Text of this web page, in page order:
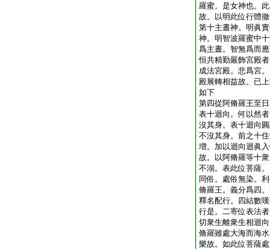
羅蜜。是女神也。
故。以明此位行體
第十主晝神。明眞
神。明智波羅蜜中
爲主晝。智無爲而
恒共精勤嚴飾宮殿
成法宮殿。悲爲宮
殿展轉相益故。已
如下
第四從阿脩羅王至
表十迴向。何以然
沒其身。表十迴向
不沒其身。前之十
増。加以迴向迴眞
故。以阿脩羅等十
不溺。表此位菩薩
同俗。處俗無染。
脩羅王。義分爲四
釋名配行。四結數
行是。二寄位表法
切衆生離衆生相迴
脩羅雖處大海而海
樂故。如此位菩薩